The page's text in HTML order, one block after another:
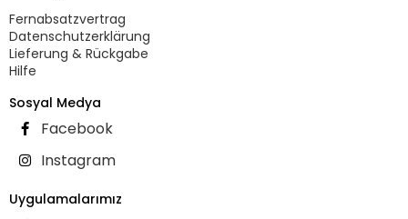
Fernabsatzvertrag
Datenschutzerklärung
Lieferung & Rückgabe
Hilfe
Sosyal Medya
Facebook
Instagram
Uygulamalarımız